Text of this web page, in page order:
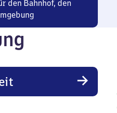
den Bahnhof, den